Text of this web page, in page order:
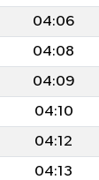
04:06
04:08
04:09
04:10
04:12
04:13